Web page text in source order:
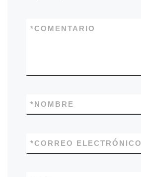
COMENTARIO
*
NOMBRE
*
CORREO ELECTRÓNICO
*